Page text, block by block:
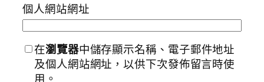
個人網站網址
在瀏覽器中儲存顯示名稱、電子郵件地址
及個人網站網址，以供下次發佈留言時使
用。